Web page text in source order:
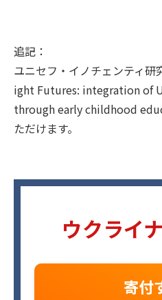
追記：
ユニセフ・イノチェンティ
ight Futures: integration of
through early childhood
ただけます。
ウクライ
寄付